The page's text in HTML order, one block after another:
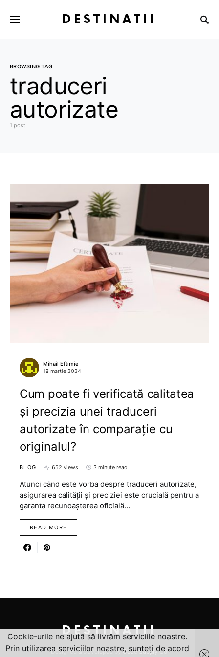
DESTINATII
BROWSING TAG
traduceri
autorizate
1 post
Mihail Eftimie
18 martie 2024
Cum poate fi verificată calitatea
și precizia unei traduceri
autorizate în comparație cu
originalul?
BLOG 652 views 3 minute read
Atunci când este vorba despre traduceri autorizate,
asigurarea calității și preciziei este crucială pentru a
garanta recunoașterea oficială…
READ MORE
DESTINATII
Designed & Developed byCode Supply Co.
Cookie-urile ne ajută să livrăm serviciile noastre.
Prin utilizarea serviciilor noastre, sunteți de acord